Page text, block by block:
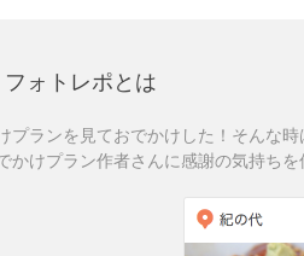
フォトレポとは
プランを見ておでかけした！そんな
かけプラン作者さんに感謝の気持ちを